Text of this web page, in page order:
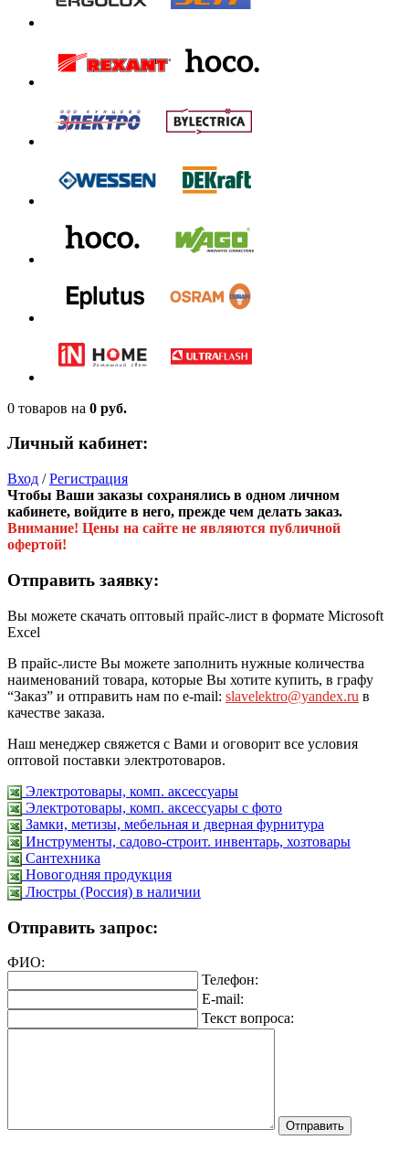
0 товаров на 0 руб.
Личный кабинет:
Вход /Регистрация
Чтобы Ваши заказы сохранялись в одном личном
кабинете, войдите в него, прежде чем делать заказ.
Внимание! Цены на сайте не являются публичной
офертой!
Отправить заявку:
Вы можете скачать оптовый прайс-лист в формате Microsoft
Excel
В прайс-листе Вы можете заполнить нужные количества
наименований товара, которые Вы хотите купить, в графу
“Заказ” и отправить нам по e-mail: slavelektro@yandex.ru в
качестве заказа.
Наш менеджер свяжется с Вами и оговорит все условия
оптовой поставки электротоваров.
Электротовары, комп. аксессуары
Электротовары, комп. аксессуары с фото
Замки, метизы, мебельная и дверная фурнитура
Инструменты, садово-строит. инвентарь, хозтовары
Сантехника
Новогодняя продукция
Люстры (Россия) в наличии
Отправить запрос:
ФИО:
Телефон:
E-mail:
Текст вопроса: